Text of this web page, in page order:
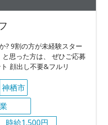
? 9割の方が未経験スター
と思った方は、 ぜひご応募
顔出し不要&フルリ
神栖市
時給1,500円